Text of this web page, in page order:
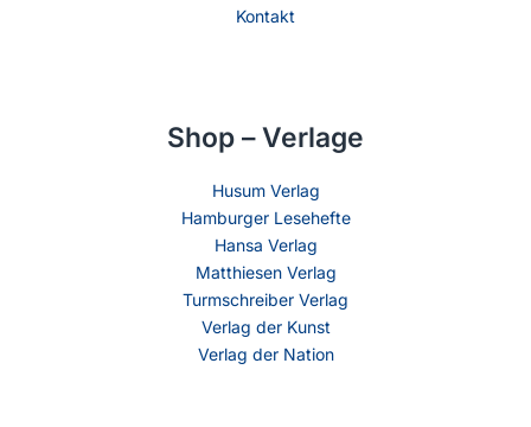
Kontakt
Shop – Verlage
Husum Verlag
Hamburger Lesehefte
Hansa Verlag
Matthiesen Verlag
Turmschreiber Verlag
Verlag der Kunst
Verlag der Nation